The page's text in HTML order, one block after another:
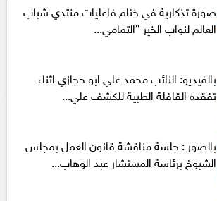
صورة تذكارية في ختام فاعليات منتدي شباب
العالم لنواب الخير ”التمامي...
بالفيديو: النائب محمد علي ابو حجازي اثناء
تفقده القافلة الطبية للكشف علي...
بالصور : جلسة مناقشة قانون العمل بمجلس
الشيوخ برئاسة المستشار عبد الوهاب...